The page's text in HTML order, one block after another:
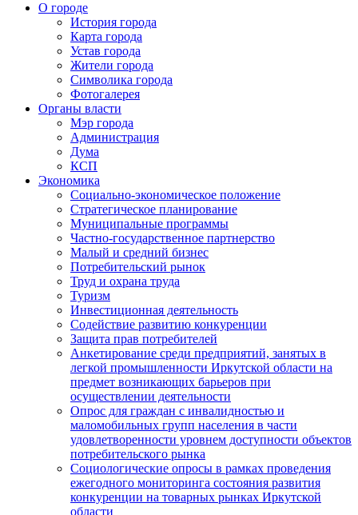
О городе
История города
Карта города
Устав города
Жители города
Символика города
Фотогалерея
Органы власти
Мэр города
Администрация
Дума
КСП
Экономика
Социально-экономическое положение
Стратегическое планирование
Муниципальные программы
Частно-государственное партнерство
Малый и средний бизнес
Потребительский рынок
Труд и охрана труда
Туризм
Инвестиционная деятельность
Содействие развитию конкуренции
Защита прав потребителей
Анкетирование среди предприятий, занятых в
легкой промышленности Иркутской области на
предмет возникающих барьеров при
осуществлении деятельности
Опрос для граждан с инвалидностью и
маломобильных групп населения в части
удовлетворенности уровнем доступности объектов
потребительского рынка
Социологические опросы в рамках проведения
ежегодного мониторинга состояния развития
конкуренции на товарных рынках Иркутской
области